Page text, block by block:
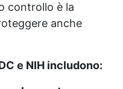
controllo è la
anche
e NIH includono: